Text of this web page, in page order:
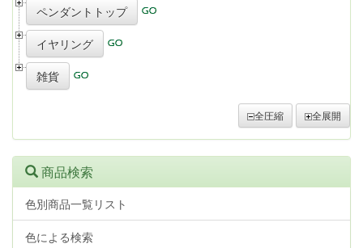
ペンダントトップ
イヤリング
雑貨
全圧縮 全展開
商品検索
色別商品一覧リスト
色による検索